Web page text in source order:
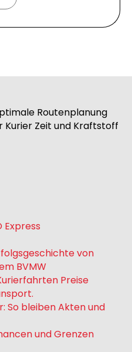
Routenplanung
Kurier Zeit und Kraftstoff
Express
von
BVMW
Preise
So bleiben Akten und
und Grenzen